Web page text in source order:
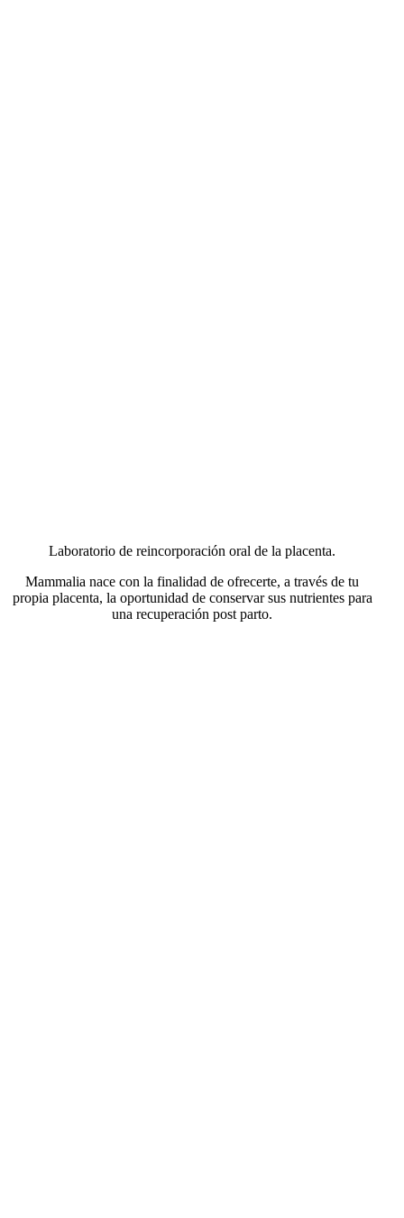
Laboratorio de reincorporación oral de la placenta.
Mammalia nace con la finalidad de ofrecerte, a través de tu
propia placenta, la oportunidad de conservar sus nutrientes para
una recuperación post parto.